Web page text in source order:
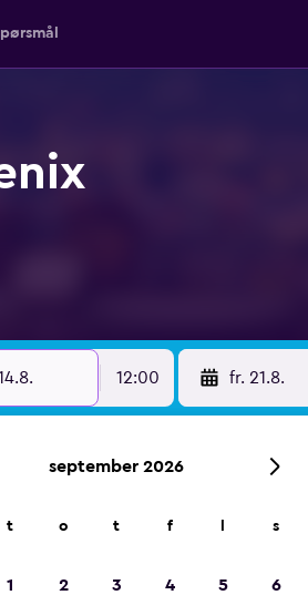
12:00 fr. 21.8.
september 2026
t o t f s
1 2 3 4 5 6